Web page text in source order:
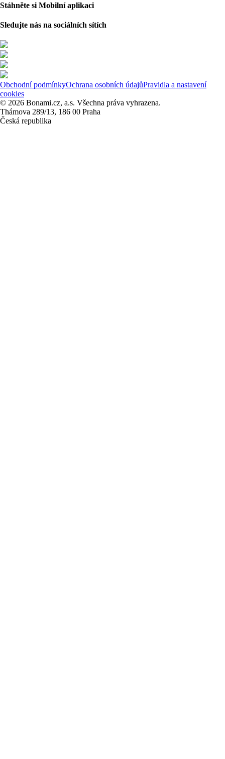
Stáhněte si Mobilní aplikaci
Sledujte nás na sociálních sítích
Obchodní podmínkyOchrana osobních údajůPravidla a nastavení
cookies
© 2026 Bonami.cz, a.s. Všechna práva vyhrazena.
Thámova 289/13, 186 00 Praha
Česká republika